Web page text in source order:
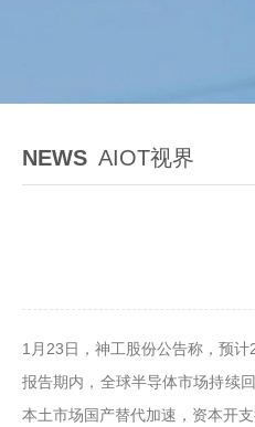
NEWS AIOT视界
1月23日，神工股份公告称，预
报告期内，全球半导体市场持续
本土市场国产替代加速，资本开